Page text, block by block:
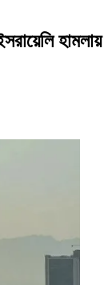
হামলায়